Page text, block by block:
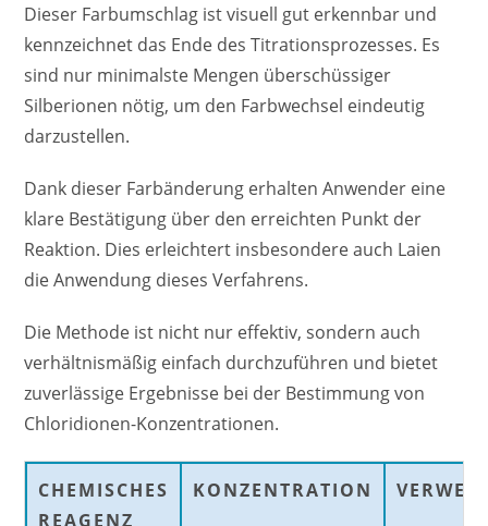
Dieser Farbumschlag ist visuell gut erkennbar und
kennzeichnet das Ende des Titrationsprozesses. Es
sind nur minimalste Mengen überschüssiger
Silberionen nötig, um den Farbwechsel eindeutig
darzustellen.
Dank dieser Farbänderung erhalten Anwender eine
klare Bestätigung über den erreichten Punkt der
Reaktion. Dies erleichtert insbesondere auch Laien
die Anwendung dieses Verfahrens.
Die Methode ist nicht nur effektiv, sondern auch
verhältnismäßig einfach durchzuführen und bietet
zuverlässige Ergebnisse bei der Bestimmung von
Chloridionen-Konzentrationen.
CHEMISCHES
REAGENZ
KONZENTRATION